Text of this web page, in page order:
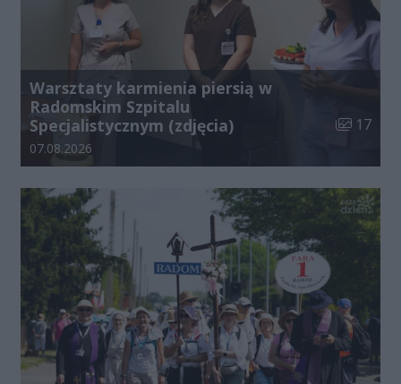
Warsztaty karmienia piersią w
Radomskim Szpitalu
Specjalistycznym (zdjęcia)
Liczba
17
Data dodania galerii:
07.08.2026